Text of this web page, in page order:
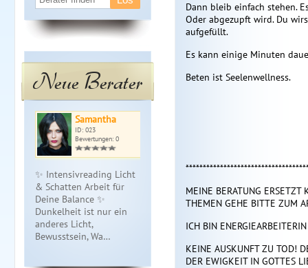
Neue Berater
Samantha
ID: 023
Bewertungen: 0
✨ Intensivreading Licht
& Schatten Arbeit für
Deine Balance ✨
Dunkelheit ist nur ein
anderes Licht,
Bewusstsein, Wa…
von Symbiosemustern, die
dich abhalten mit deinem
zu sein. Zurück zu dein…
ganz bei dir
empfange
Dann bleib einfach stehen.
Oder abgezupft wird. Du
aufgefüllt.
Es kann einige Minuten
Beten ist Seelenwellness.
MEINE BERATUNG
THEMEN GEHE BITTE ZUM
ICH BIN ENERGIEARBEITERIN
KEINE AUSKUNFT ZU TOD!
DER EWIGKEIT IN GOTTES